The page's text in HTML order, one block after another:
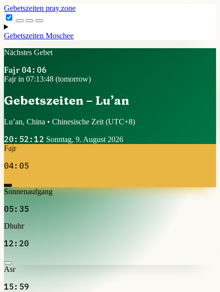
Gebetszeiten pray.zone
Gebetszeiten Moschee
Nächstes Gebet
Fajr 04:06
Fajr in 07:13:48 (tomorrow)
Gebetszeiten – Lu’an
Lu’an, China • Chinesische Zeit (UTC+8)
20:52:12 Sonntag, 9. August 2026
Fajr
04:05
Sonnenaufgang
05:35
Dhuhr
12:20
Asr
15:59